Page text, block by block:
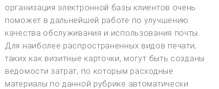
организация электронной базы клиентов очень
поможет в дальнейшей работе по улучшению
качества обслуживания и использования почты.
Для наиболее распространенных видов печати,
таких как визитные карточки, могут быть созданы
ведомости затрат, по которым расходные
материалы по данной рубрике автоматически